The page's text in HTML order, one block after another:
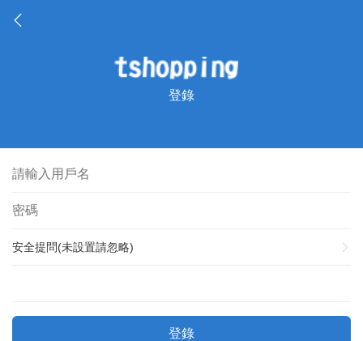
登錄
安全提問(未設置請忽略)
登錄